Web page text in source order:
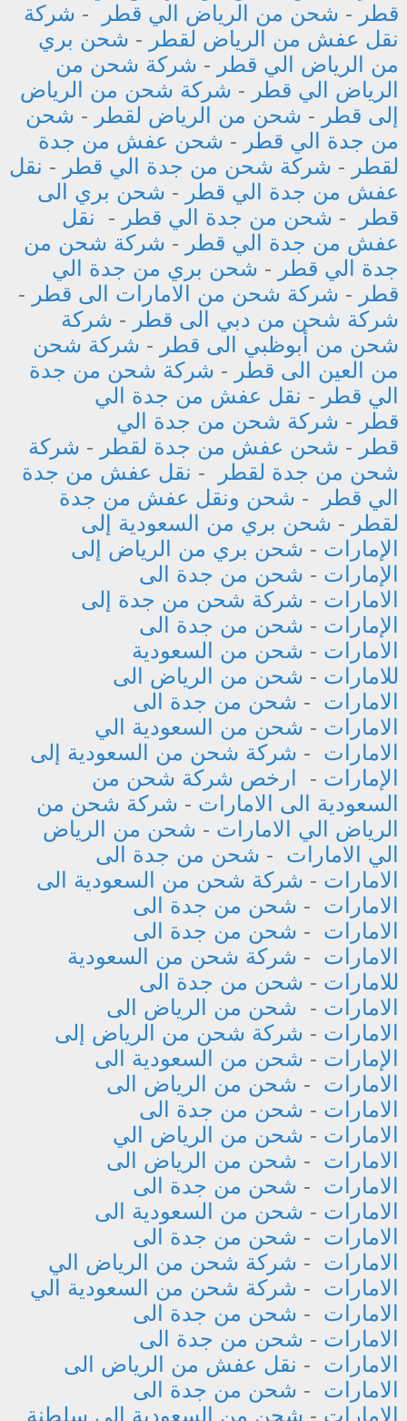
قطر - شحن من الرياض الي قطر - شركة
نقل عفش من الرياض لقطر - شحن بري
من الرياض الي قطر - شركة شحن من
الرياض الي قطر - شركة شحن من الرياض
إلى قطر - شحن من الرياض لقطر - شحن
من جدة الي قطر - شحن عفش من جدة
لقطر - شركة شحن من جدة الي قطر - نقل
عفش من جدة الي قطر - شحن بري الى
قطر
- شحن من جدة الي قطر - نقل
عفش من جدة الي قطر - شركة شحن من
جدة الي قطر - شحن بري من جدة الي
قطر - شركة شحن من الامارات الى قطر -
شركة شحن من دبي الى قطر - شركة
شحن من أبوظبي الى قطر - شركة شحن
من العين الى قطر - شركة شحن من جدة
الي قطر - نقل عفش من جدة الي
قطر - شركة شحن من جدة الي
قطر - شحن عفش من جدة لقطر - شركة
شحن من جدة لقطر
- نقل عفش من جدة
الي قطر
- شحن ونقل عفش من جدة
لقطر - شحن بري من السعودية إلى
الإمارات - شحن بري من الرياض إلى
الإمارات - شحن من جدة الى
الامارات - شركة شحن من جدة إلى
الإمارات - شحن من جدة الى
الامارات - شحن من السعودية
للامارات - شحن من الرياض الى
الامارات - شحن من جدة الى
الامارات - شحن من السعودية الي
الامارات - شركة شحن من السعودية إلى
الإمارات -
ارخص شركة شحن من
السعودية الى الامارات - شركة شحن من
الرياض الي الامارات - شحن من الرياض
الي الامارات - شحن من جدة الى
الامارات - شركة شحن من السعودية الى
الامارات - شحن من جدة الى
الامارات - شحن من جدة الى
الامارات - شركة شحن من السعودية
للامارات - شحن من جدة الى
الامارات - شحن من الرياض الى
الامارات - شركة شحن من الرياض إلى
الإمارات - شحن من السعودية الى
الامارات - شحن من الرياض الى
الامارات - شحن من جدة الى
الامارات - شحن من الرياض الي
الامارات - شحن من الرياض الى
الامارات - شحن من جدة الى
الامارات - شحن من السعودية الى
الامارات - شحن من جدة الى
الامارات - شركة شحن من الرياض الي
الامارات - شركة شحن من السعودية الي
الامارات - شحن من جدة الى
الامارات - شحن من جدة الى
الامارات - نقل عفش من الرياض الى
الامارات - شحن من جدة الى
الامارات - شحن من السعودية الى سلطنة